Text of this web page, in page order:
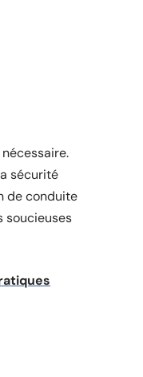
sécurité
de conduite
soucieuses